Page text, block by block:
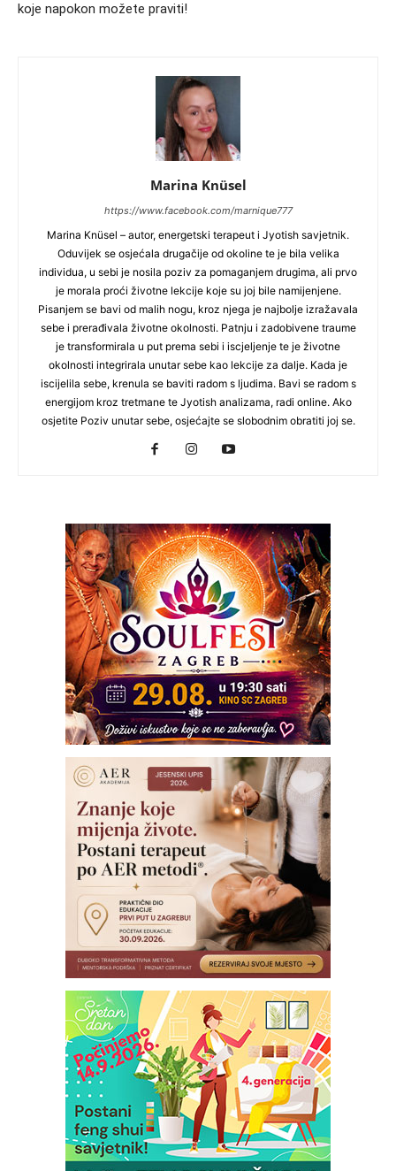
koje napokon možete praviti!
Marina Knüsel
https://www.facebook.com/marnique777
Marina Knüsel – autor, energetski terapeut i Jyotish savjetnik.
Oduvijek se osjećala drugačije od okoline te je bila velika
individua, u sebi je nosila poziv za pomaganjem drugima, ali prvo
je morala proći životne lekcije koje su joj bile namijenjene.
Pisanjem se bavi od malih nogu, kroz njega je najbolje izražavala
sebe i prerađivala životne okolnosti. Patnju i zadobivene traume
je transformirala u put prema sebi i iscjeljenje te je životne
okolnosti integrirala unutar sebe kao lekcije za dalje. Kada je
iscijelila sebe, krenula se baviti radom s ljudima. Bavi se radom s
energijom kroz tretmane te Jyotish analizama, radi online. Ako
osjetite Poziv unutar sebe, osjećajte se slobodnim obratiti joj se.